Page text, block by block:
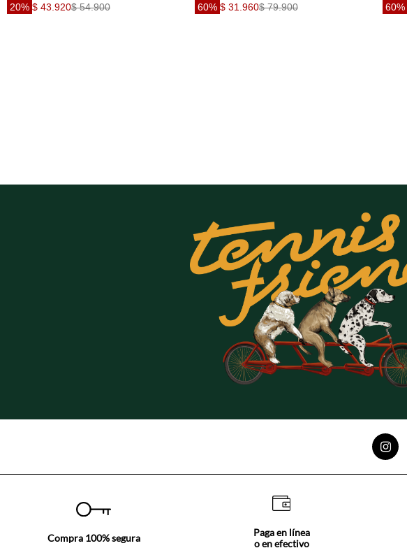
20% $ 43.920$ 54.900 60% $ 31.960$ 79.900 60%
Compra 100% segura
Paga en línea
o en efectivo